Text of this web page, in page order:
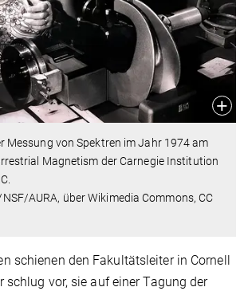
Messung von Spektren im Jahr 1974 am
Magnetism der Carnegie Institution
AURA, über Wikimedia Commons, CC
schienen den Fakultätsleiter in Cornell
schlug vor, sie auf einer Tagung der